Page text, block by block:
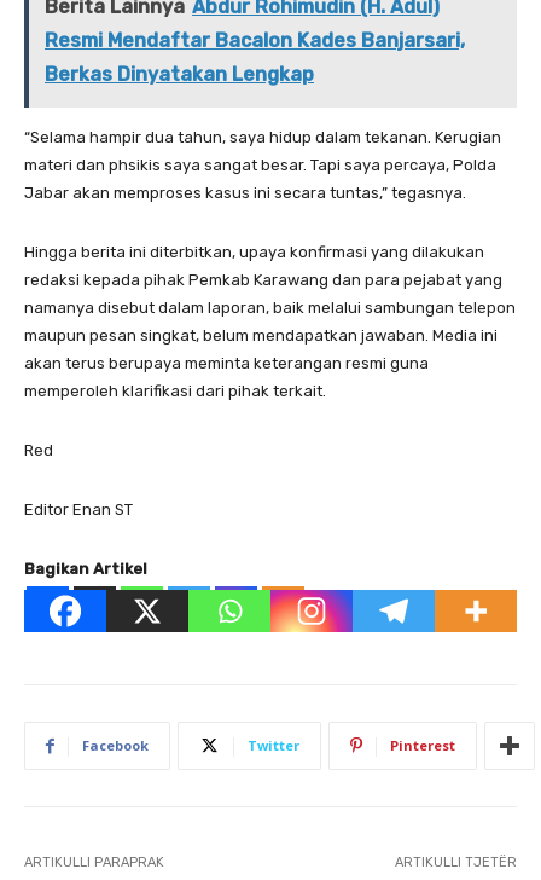
Berita Lainnya Abdur Rohimudin (H. Adul)
Resmi Mendaftar Bacalon Kades Banjarsari,
Berkas Dinyatakan Lengkap
“Selama hampir dua tahun, saya hidup dalam tekanan. Kerugian
materi dan phsikis saya sangat besar. Tapi saya percaya, Polda
Jabar akan memproses kasus ini secara tuntas,” tegasnya.
Hingga berita ini diterbitkan, upaya konfirmasi yang dilakukan
redaksi kepada pihak Pemkab Karawang dan para pejabat yang
namanya disebut dalam laporan, baik melalui sambungan telepon
maupun pesan singkat, belum mendapatkan jawaban. Media ini
akan terus berupaya meminta keterangan resmi guna
memperoleh klarifikasi dari pihak terkait.
Red
Editor Enan ST
Bagikan Artikel
Facebook Twitter Pinterest
ARTIKULLI PARAPRAK ARTIKULLI TJETËR